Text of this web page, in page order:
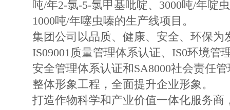
吨/年2-氯-5-氯甲基吡啶、3000吨/年啶
1000吨/年噻虫嗪的生产线项目。
集团公司以品质、健康、安全、环保为
IS09001质量管理体系认证、IS0环境管
安全管理体系认证和SA8000社会责任
整体形象工程，全面提升企业形象。
打造作物科学和产业价值一体化服务商